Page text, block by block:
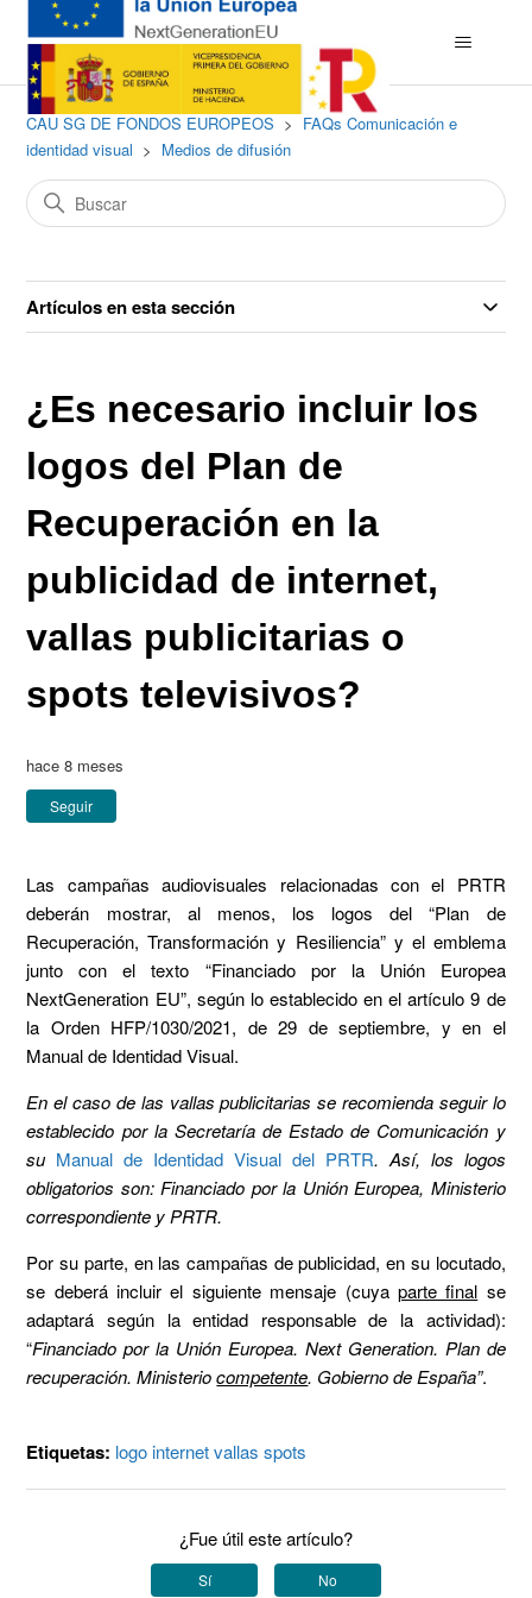
CAU SG DE FONDOS EUROPEOS
FAQs Comunicación e
identidad visual
Medios de difusión
Artículos en esta sección
¿Es necesario incluir los
logos del Plan de
Recuperación en la
publicidad de internet,
vallas publicitarias o
spots televisivos?
hace 8 meses
Seguir
Las campañas audiovisuales relacionadas con el PRTR
deberán mostrar, al menos, los logos del “Plan de
Recuperación, Transformación y Resiliencia” y el emblema
junto con el texto “Financiado por la Unión Europea
NextGeneration EU”, según lo establecido en el artículo 9 de
la Orden HFP/1030/2021, de 29 de septiembre, y en el
Manual de Identidad Visual.
En el caso de las vallas publicitarias se recomienda seguir lo
establecido por la Secretaría de Estado de Comunicación y
su Manual de Identidad Visual del PRTR. Así, los logos
obligatorios son: Financiado por la Unión Europea, Ministerio
correspondiente y PRTR.
Por su parte, en las campañas de publicidad, en su locutado,
se deberá incluir el siguiente mensaje (cuya parte final se
adaptará según la entidad responsable de la actividad):
“Financiado por la Unión Europea. Next Generation. Plan de
recuperación. Ministeriocompetente. Gobierno de España”.
Etiquetas: logo internet vallas spots
¿Fue útil este artículo?
Sí No